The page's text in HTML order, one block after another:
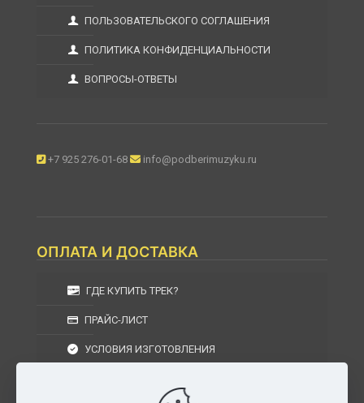
ПОЛЬЗОВАТЕЛЬСКОГО СОГЛАШЕНИЯ
ПОЛИТИКА КОНФИДЕНЦИАЛЬНОСТИ
ВОПРОСЫ-ОТВЕТЫ
+7 925 276-01-68 info@podberimuzyku.ru
ОПЛАТА И ДОСТАВКА
ГДЕ КУПИТЬ ТРЕК?
ПРАЙС-ЛИСТ
УСЛОВИЯ ИЗГОТОВЛЕНИЯ